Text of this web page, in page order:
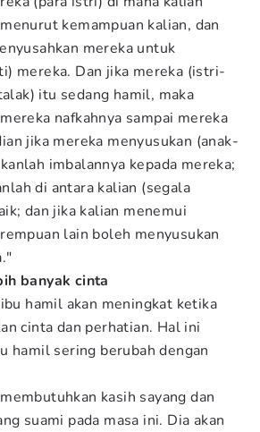
kemampuan kalian, dan
mereka untuk
mereka. Dan jika mereka (istri-
itu sedang hamil, maka
nafkahnya sampai mereka
jika mereka menyusukan (anak-
imbalannya kepada mereka;
di antara kalian (segala
dan jika kalian menemui
lain boleh menyusukan
banyak cinta
hamil akan meningkat ketika
cinta dan perhatian. Hal ini
hamil sering berubah dengan
kasih sayang dan
suami pada masa ini. Dia akan